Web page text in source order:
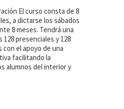
El curso consta de 8
a dictarse los sábados
8 meses. Tendrá una
128 presenciales y 128
el apoyo de una
facilitando la
alumnos del interior y